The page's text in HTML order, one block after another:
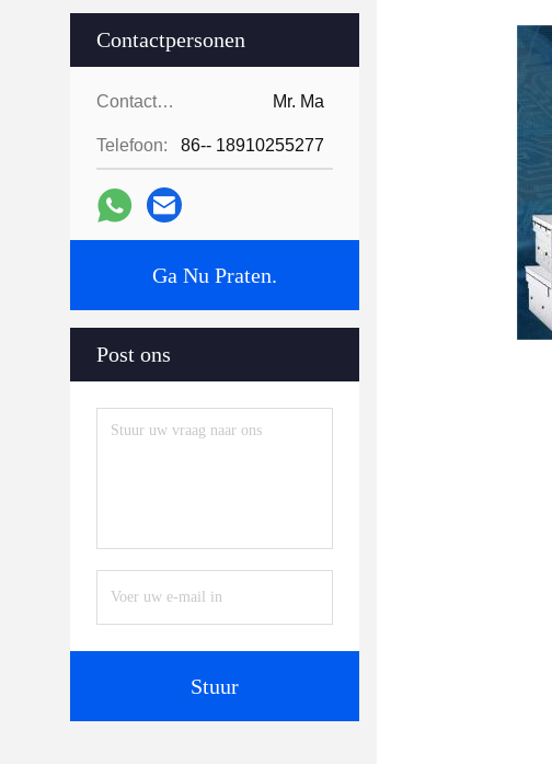
Contactpersonen
Contactpersonen: Mr. Ma
Telefoon: 86-- 18910255277
Ga Nu Praten.
Post ons
Stuur